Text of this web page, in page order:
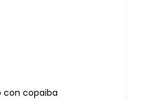
con copaiba